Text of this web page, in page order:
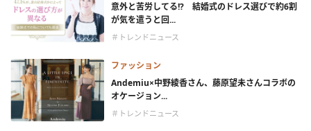
意外と苦労してる!? 結婚式のドレス選びで約6割
が気を遣うと回...
＃トレンドニュース
ファッション
Andemiu×中野綾香さん、藤原望未さんコラボの
オケージョン...
＃トレンドニュース